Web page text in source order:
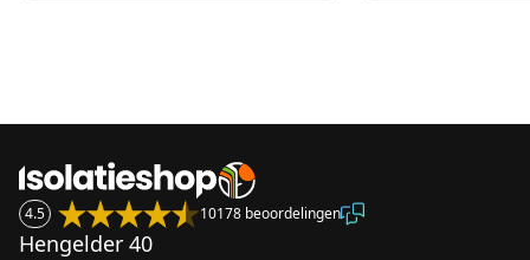
4.5 10178 beoordelingen
Hengelder 40